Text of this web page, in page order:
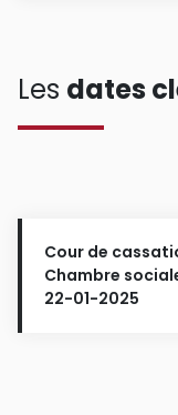
Les dates
Cour de
Chambre
22-01-2025